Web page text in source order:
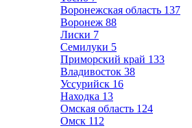
Воронежская область 137
Воронеж 88
Лиски 7
Семилуки 5
Приморский край 133
Владивосток 38
Уссурийск 16
Находка 13
Омская область 124
Омск 112